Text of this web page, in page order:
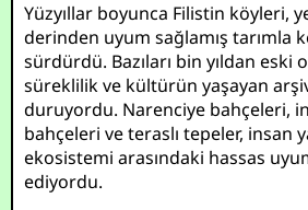
Yüzyıllar boyunca Filistin köyleri,
derinden uyum sağlamış tarımla
sürdürdü. Bazıları bin yıldan eski
süreklilik ve kültürün yaşayan
duruyordu. Narenciye bahçeleri,
bahçeleri ve teraslı tepeler, insan
ekosistemi arasındaki hassas
ediyordu.